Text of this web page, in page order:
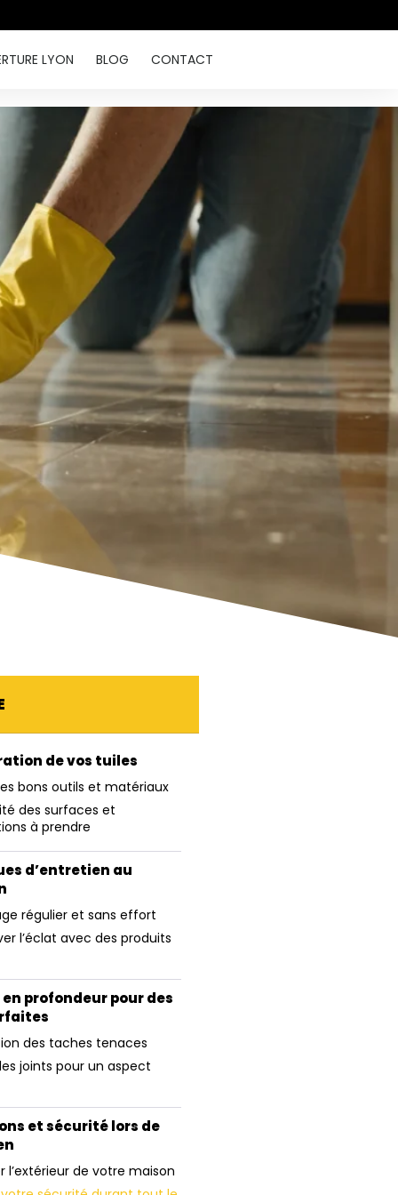
LYON BLOG CONTACT
de vos tuiles
bons outils et matériaux
des surfaces et
à prendre
d’entretien au
régulier et sans effort
l’éclat avec des produits
en profondeur pour des
des taches tenaces
joints pour un aspect
et sécurité lors de
l’extérieur de votre maison